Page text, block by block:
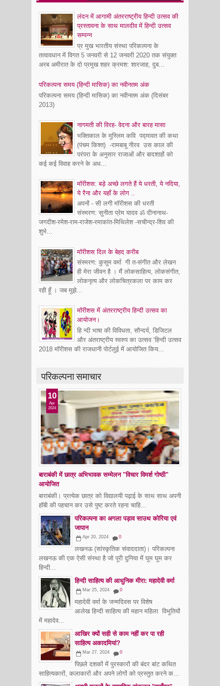
लंदन में आगामी अंतरराष्ट्रीय हिन्दी उत्सव की
प्रस्तावना के साथ मालदीव में हिन्दी उत्सव
सम्पन्न
प्र मुख भारतीय संस्था परिकल्पना के
तत्वावधान में विगत 5 जनवरी से 12 जनवरी 2020 तक संयुक्त
अरब अमीरात के दो प्रमुख शहर क्रमश: शारजाह, दुब...
परिकल्पना समय (हिन्दी मासिक) का नवीनतम अंक
परिकल्पना समय (हिन्दी मासिक) का नवीनतम अंक (दिसंबर
2013)
नागमती की विरह- वेदना और बारह मासा
भक्तिकाल के मुस्लिम कवि पद्मावत की कथा
(पंचम किश्त) -रामबाबू नीरव उस काल की
परंपरा के अनुसार राजाओं और बादशाहों को
कई कई विवाह करने के अध...
मॉरीशस: बड़े अच्छे लगते हैं ये धरती, ये नदिया,
ये रैना और यहाँ के लोग ..
अपनों - सी लगी मॉरीशस की धरती
संस्मरण: सुनीता प्रेम यादव ॐ दीनानाथ-
जगदीश-रमेश-राम-राजेश-रमाकांत-मिथिलेश -सचीन्द्र-शिव की
शुभे...
माॅरीशस दिल के बेहद करीब
संस्मरण: कुसुम वर्मा गी त-संगीत और लेखन
ही मेरा जीवन है । मैं लोकसाहित्य, लोकसंगीत,
लोकनृत्य और लोकचित्रकला पर काम कर
रही हूँ । जब मुझे...
मॉरीशस में अंतरराष्ट्रीय हिन्दी उत्सव का
आयोजन।
हि न्दी भाषा की विविधता, सौन्दर्य, डिजिटल
और अंतराष्ट्रीय स्वरुप का उत्सव ‘हिन्दी उत्सव
2018 मॉरीशस की राजधानी पोर्टलुई में आयोजित किय...
परिकल्पना समाचार
बाराबंकी में छात्र अभिभावक सम्मेलन "विचार विमर्श गोष्ठी"
आयोजित
10
Apr
2024
बाराबंकी। प्रत्येक छात्र को विद्यालयी पढ़ाई के साथ साथ अपनी
हॉबी की पहचान कर उसे पुष्ट करते रहना चाहि...
परिकल्पना का अगला पड़ाव साउथ कोरिया एवं
जापान
Apr 20, 2024 0
लखनऊ (सांस्कृतिक संवाददाता)। परिकल्पना
लखनऊ की एक ऐसी संस्था है जो पूरी दुनिया में घूम घूम कर
हिन्दी...
हिन्दी साहित्य की आधुनिक मीरा: महादेवी वर्मा
Mar 25, 2024 0
महादेवी वर्मा के जन्मदिवस पर विशेष
आलेख हिन्दी साहित्य की महान महिला विभूतियों
में महादेव...
आखिर क्यों सही से काम नहीं कर पा रही
साहित्य अकादमियां?
Mar 27, 2024 0
पिछले दशकों में पुरस्कारों की बंदर बांट कथित
साहित्यकारों, कलाकारों और अपने लोगों को प्रस्तुत करने क...